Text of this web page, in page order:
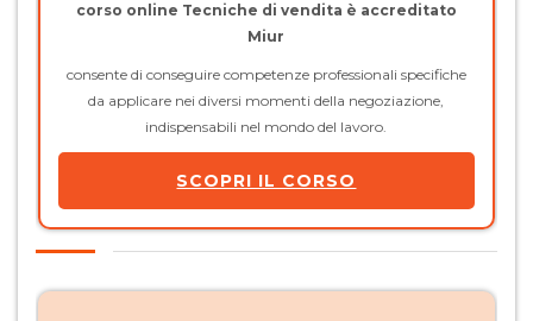
corso online Tecniche di vendita è accreditato
Miur
consente di conseguire competenze professionali specifiche
da applicare nei diversi momenti della negoziazione,
indispensabili nel mondo del lavoro.
SCOPRI IL CORSO